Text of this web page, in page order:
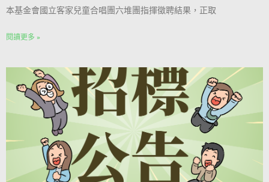
本基金會國立客家兒童合唱團六堆團指揮徵聘結果，正取
閱讀更多 »